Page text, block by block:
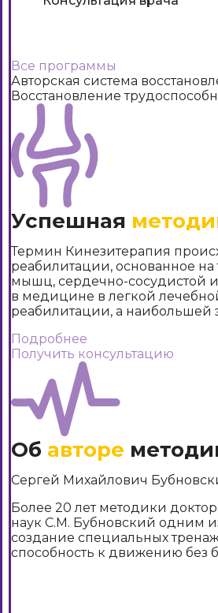
Все программы
Авторская система
Восстановление
Успешная
Термин Кинезитерапия
реабилитации, основанное
мышц, сердечно-сосудистой и
в медицине в легкой
реабилитации, а
Подробнее
Получить консультацию
Об авторе
Сергей Михайлович
Более 20 лет методики
наук С.М. Бубновский одним
создание специальных
способность к движению без